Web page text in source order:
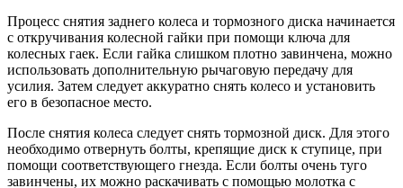
Процесс снятия заднего колеса и тормозного диска начинается
с откручивания колесной гайки при помощи ключа для
колесных гаек. Если гайка слишком плотно завинчена, можно
использовать дополнительную рычаговую передачу для
усилия. Затем следует аккуратно снять колесо и установить
его в безопасное место.
После снятия колеса следует снять тормозной диск. Для этого
необходимо отвернуть болты, крепящие диск к ступице, при
помощи соответствующего гнезда. Если болты очень туго
завинчены, их можно раскачивать с помощью молотка с